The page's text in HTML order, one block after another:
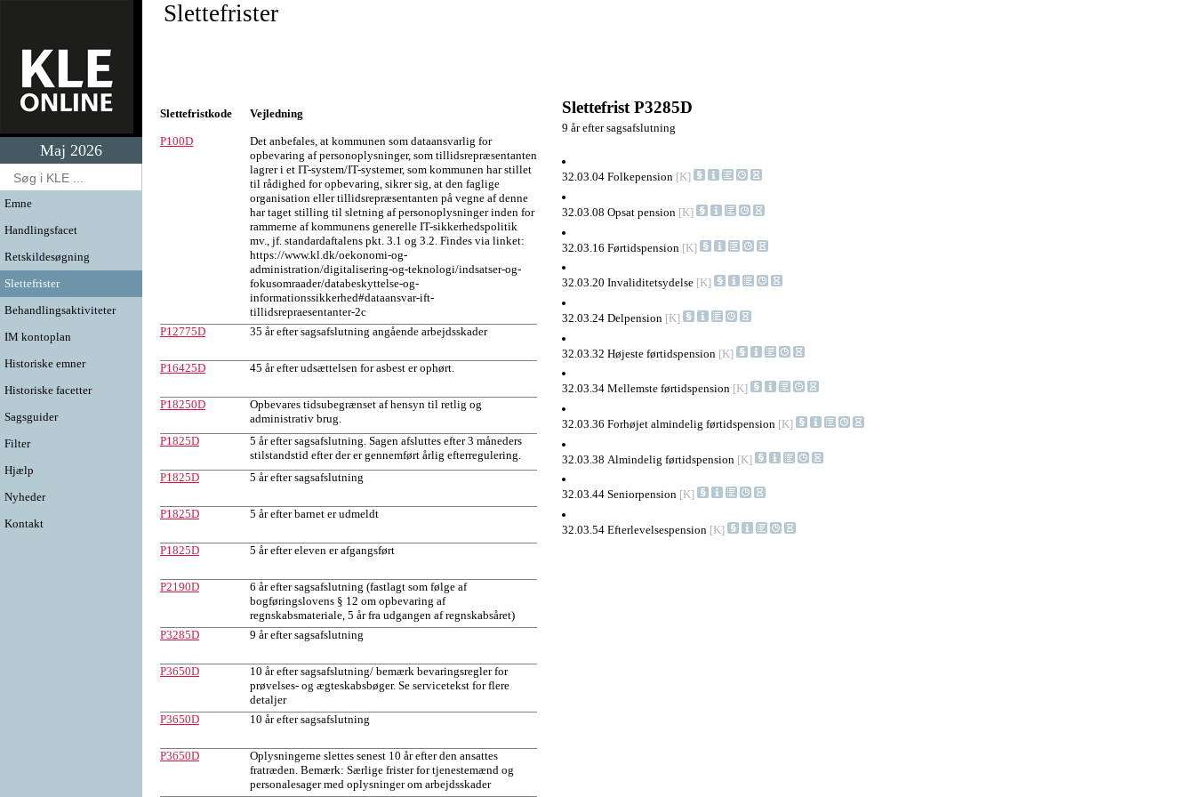
Maj 2026
Emne
Handlingsfacet
Retskildesøgning
Slettefrister
Behandlingsaktiviteter
IM kontoplan
Historiske emner
Historiske facetter
Sagsguider
Filter
Hjælp
Nyheder
Kontakt
Slettefrister
Slettefristkode Vejledning
P100D
Det anbefales, at kommunen som dataansvarlig for
opbevaring af personoplysninger, som tillidsrepræsentanten
lagrer i et IT-system/IT-systemer, som kommunen har stillet
til rådighed for opbevaring, sikrer sig, at den faglige
organisation eller tillidsrepræsentanten på vegne af denne
har taget stilling til sletning af personoplysninger inden for
rammerne af kommunens generelle IT-sikkerhedspolitik
mv., jf. standardaftalens pkt. 3.1 og 3.2. Findes via linket:
https://www.kl.dk/oekonomi-og-
administration/digitalisering-og-teknologi/indsatser-og-
fokusomraader/databeskyttelse-og-
informationssikkerhed#dataansvar-ift-
tillidsrepraesentanter-2c
P12775D
35 år efter sagsafslutning angående arbejdsskader
P16425D 45 år efter udsættelsen for asbest er ophørt.
P18250D
Opbevares tidsubegrænset af hensyn til retlig og
administrativ brug.
P1825D
5 år efter sagsafslutning. Sagen afsluttes efter 3 måneders
stilstandstid efter der er gennemført årlig efterregulering.
P1825D
5 år efter sagsafslutning
P1825D 5 år efter barnet er udmeldt
P1825D 5 år efter eleven er afgangsført
P2190D
6 år efter sagsafslutning (fastlagt som følge af
bogføringslovens § 12 om opbevaring af
regnskabsmateriale, 5 år fra udgangen af regnskabsåret)
P3285D
9 år efter sagsafslutning
P3650D
10 år efter sagsafslutning/ bemærk bevaringsregler for
prøvelses- og ægteskabsbøger. Se servicetekst for flere
detaljer
P3650D
10 år efter sagsafslutning
P3650D
Oplysningerne slettes senest 10 år efter den ansattes
fratræden. Bemærk: Særlige frister for tjenestemænd og
personalesager med oplysninger om arbejdsskader
Slettefrist P3285D
9 år efter sagsafslutning
32.03.04 Folkepension [K]
32.03.08 Opsat pension [K]
32.03.16 Førtidspension [K]
32.03.20 Invaliditetsydelse [K]
32.03.24 Delpension [K]
32.03.32 Højeste førtidspension [K]
32.03.34 Mellemste førtidspension [K]
32.03.36 Forhøjet almindelig førtidspension [K]
32.03.38 Almindelig førtidspension [K]
32.03.44 Seniorpension [K]
32.03.54 Efterlevelsespension [K]